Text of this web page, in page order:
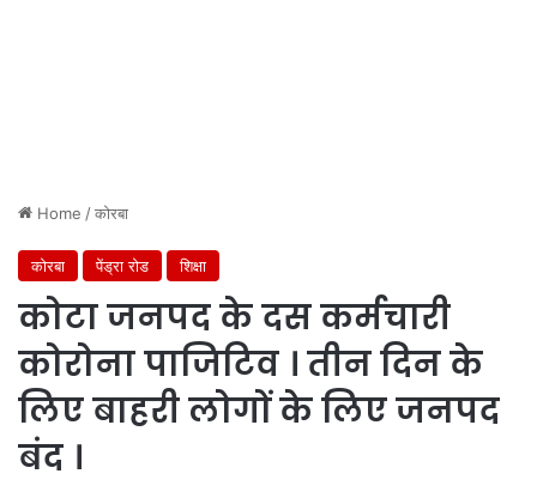
Home /कोरबा
कोरबा पेंड्रा रोड शिक्षा
कोटा जनपद के दस कर्मचारी
कोरोना पाजिटिव । तीन दिन के
लिए बाहरी लोगों के लिए जनपद
बंद ।